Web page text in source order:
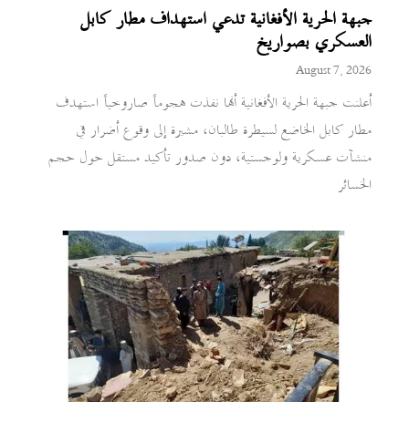
جبهة الحرية الأفغانية تدعي استهداف مطار كابل
العسكري بصواريخ
August 7, 2026
أعلنت جبهة الحرية الأفغانية أنها نفذت هجوماً صاروخياً استهدف
مطار كابل الخاضع لسيطرة طالبان، مشيرة إلى وقوع أضرار في
منشآت عسكرية ولوجستية، دون صدور تأكيد مستقل حول حجم
الخسائر